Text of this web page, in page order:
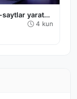
yarat...
4 kun